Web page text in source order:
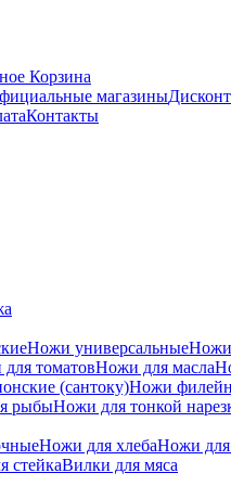
Корзина
магазины
Контакты
Ножи универсальныеНожи
томатовНожи для масла
(сантоку)Ножи
рыбыНожи для тонкой
Ножи для хлебаНожи для
стейкаВилки для мяса